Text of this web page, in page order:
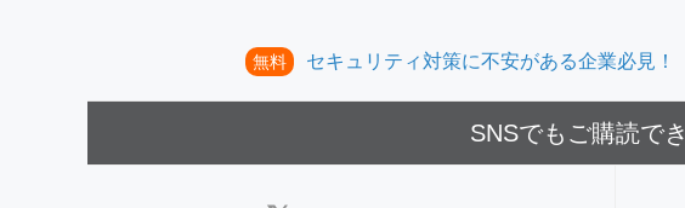
無料 セキュリティ対策に不安がある企業必見！
SNSでもご購読で